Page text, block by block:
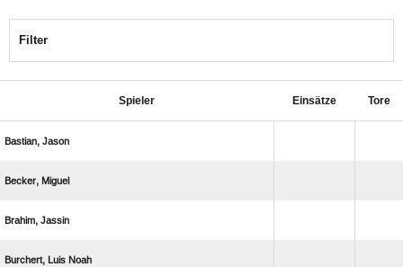
Filter
Spieler Einsätze Tore
 
 
 
  